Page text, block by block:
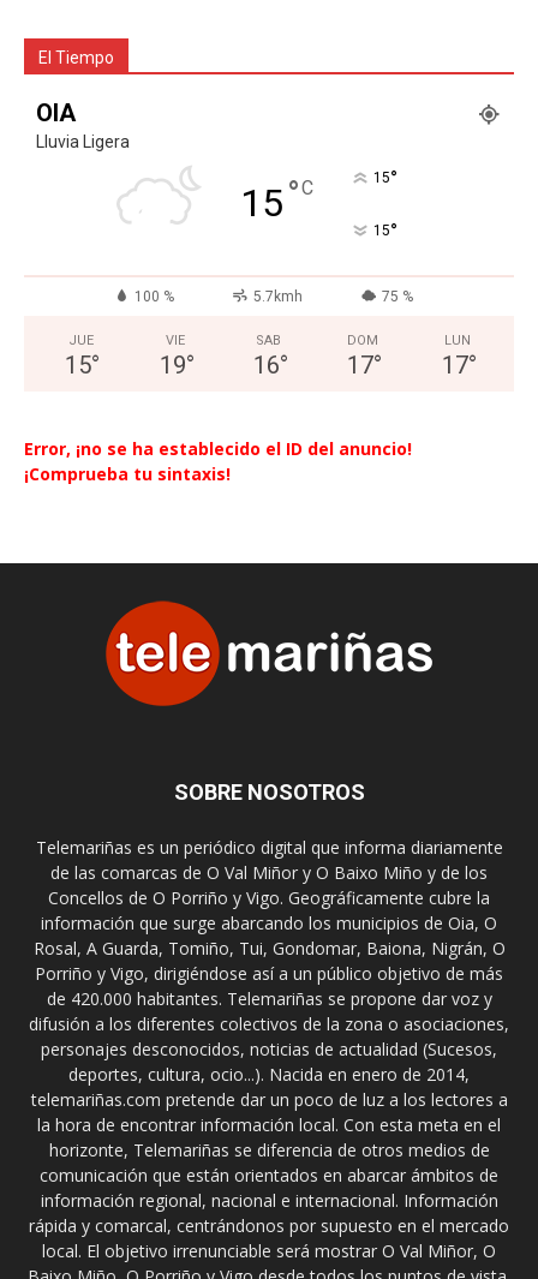
El Tiempo
OIA
Lluvia Ligera
15°C 15°
15°
100 % 5.7kmh 75 %
JUE
15°
VIE
19°
SAB
16°
DOM
17°
LUN
17°
Error, ¡no se ha establecido el ID del anuncio!
¡Comprueba tu sintaxis!
SOBRE NOSOTROS
Telemariñas es un periódico digital que informa diariamente
de las comarcas de O Val Miñor y O Baixo Miño y de los
Concellos de O Porriño y Vigo. Geográficamente cubre la
información que surge abarcando los municipios de Oia, O
Rosal, A Guarda, Tomiño, Tui, Gondomar, Baiona, Nigrán, O
Porriño y Vigo, dirigiéndose así a un público objetivo de más
de 420.000 habitantes. Telemariñas se propone dar voz y
difusión a los diferentes colectivos de la zona o asociaciones,
personajes desconocidos, noticias de actualidad (Sucesos,
deportes, cultura, ocio...). Nacida en enero de 2014,
telemariñas.com pretende dar un poco de luz a los lectores a
la hora de encontrar información local. Con esta meta en el
horizonte, Telemariñas se diferencia de otros medios de
comunicación que están orientados en abarcar ámbitos de
información regional, nacional e internacional. Información
rápida y comarcal, centrándonos por supuesto en el mercado
local. El objetivo irrenunciable será mostrar O Val Miñor, O